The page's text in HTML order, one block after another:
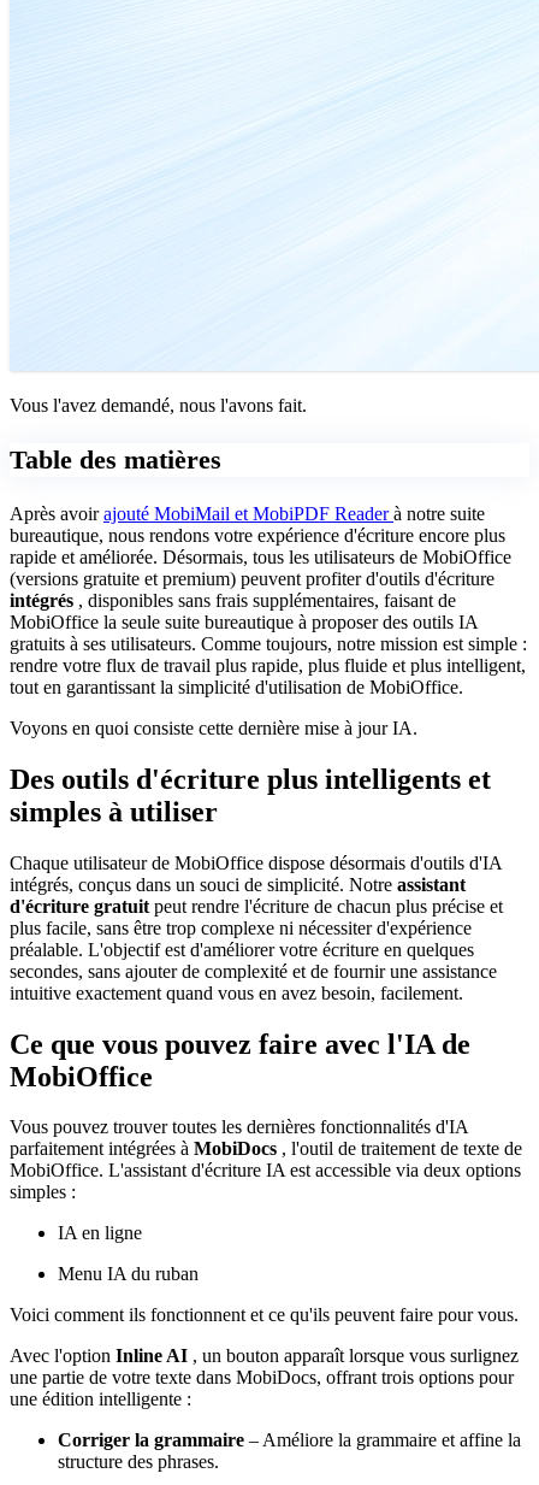
Vous l'avez demandé, nous l'avons fait.
Table des matières
Après avoirajouté MobiMail et MobiPDF Readerà notre suite
bureautique, nous rendons votre expérience d'écriture encore plus
rapide et améliorée. Désormais, tous les utilisateurs de MobiOffice
(versions gratuite et premium) peuvent profiter d'outils d'écriture
intégrés , disponibles sans frais supplémentaires, faisant de
MobiOffice la seule suite bureautique à proposer des outils IA
gratuits à ses utilisateurs. Comme toujours, notre mission est simple :
rendre votre flux de travail plus rapide, plus fluide et plus intelligent,
tout en garantissant la simplicité d'utilisation de MobiOffice.
Voyons en quoi consiste cette dernière mise à jour IA.
Des outils d'écriture plus intelligents et
simples à utiliser
Chaque utilisateur de MobiOffice dispose désormais d'outils d'IA
intégrés, conçus dans un souci de simplicité. Notre assistant
d'écriture gratuit peut rendre l'écriture de chacun plus précise et
plus facile, sans être trop complexe ni nécessiter d'expérience
préalable. L'objectif est d'améliorer votre écriture en quelques
secondes, sans ajouter de complexité et de fournir une assistance
intuitive exactement quand vous en avez besoin, facilement.
Ce que vous pouvez faire avec l'IA de
MobiOffice
Vous pouvez trouver toutes les dernières fonctionnalités d'IA
parfaitement intégrées à MobiDocs , l'outil de traitement de texte de
MobiOffice. L'assistant d'écriture IA est accessible via deux options
simples :
IA en ligne
Menu IA du ruban
Voici comment ils fonctionnent et ce qu'ils peuvent faire pour vous.
Avec l'option Inline AI , un bouton apparaît lorsque vous surlignez
une partie de votre texte dans MobiDocs, offrant trois options pour
une édition intelligente :
Corriger la grammaire – Améliore la grammaire et affine la
structure des phrases.